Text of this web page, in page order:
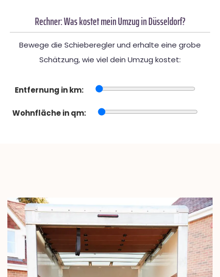
Rechner: Was kostet mein Umzug in Düsseldorf?
Bewege die Schieberegler und erhalte eine grobe
Schätzung, wie viel dein Umzug kostet:
Entfernung in km:
Wohnfläche in qm: